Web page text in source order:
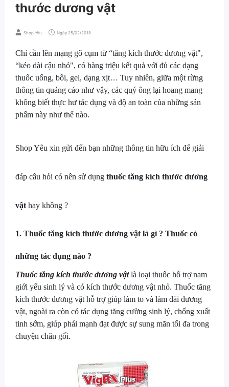
thước dương vật
Shop Yêu Ngày 25/02/2018
Chỉ cần lên mạng gõ cụm từ “tăng kích thước dương vật",
“kéo dài cậu nhỏ", có hàng triệu kết quả với đủ các dạng
thuốc uống, bôi, gel, dạng xịt… Tuy nhiên, giữa một rừng
thông tin quảng cáo như vậy, các quý ông lại hoang mang
không biết thực hư tác dụng và độ an toàn của những sản
phẩm này như thế nào.
Shop Yêu xin gửi đến bạn những thông tin hữu ích để giải
đáp câu hỏi có nên sử dụng thuốc tăng kích thước dương
vật hay không ?
1. Thuốc tăng kích thước dương vật là gì ? Thuốc có
những tác dụng nào ?
Thuốc tăng kích thước dương vật là loại thuốc hỗ trợ nam
giới yếu sinh lý và có kích thước dương vật nhỏ. Thuốc tăng
kích thước dương vật hỗ trợ giúp làm to và làm dài dương
vật, ngoài ra còn có tác dụng tăng cường sinh lý, chống xuất
tinh sớm, giúp phái mạnh đạt được sự sung mãn tối đa trong
chuyện chăn gối.